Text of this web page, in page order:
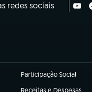
redes sociais
Participação Social
(abre em nova aba)
Receitas e Despesas